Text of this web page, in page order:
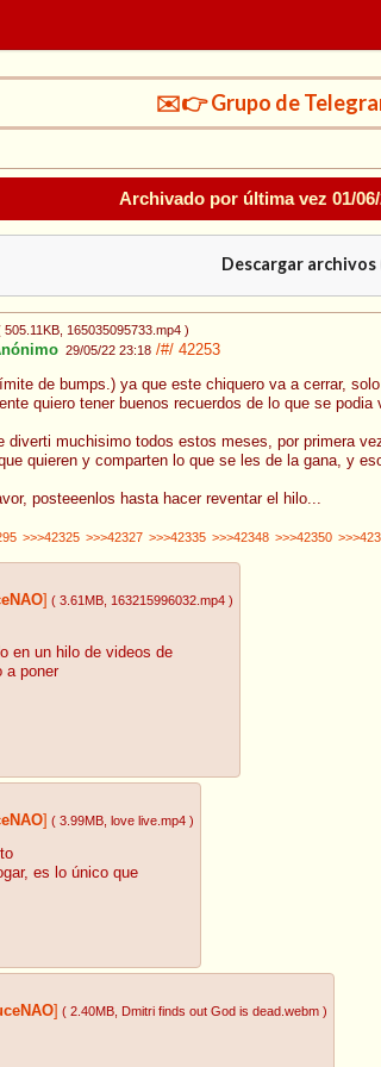
✉️👉 Grupo de
Archivado por última vez 01/
Descargar archivos
505.11KB , 165035095733.mp4 )
29/05/22 23:18 /#/ 42253
de bumps.) ya que este chiquero va a cerrar,
quiero tener buenos recuerdos de lo que se
diverti muchisimo todos estos meses, por primera
quieren y comparten lo que se les de la gana, y
posteeenlos hasta hacer reventar el hilo...
>>>42325 >>>42327 >>>42335 >>>42348 >>>42350
] ( 3.61MB , 163215996032.mp4 )
en un hilo de videos de
a poner
] ( 3.99MB , love live.mp4 )
es lo único que
] ( 2.40MB , Dmitri finds out God is dead.webm )